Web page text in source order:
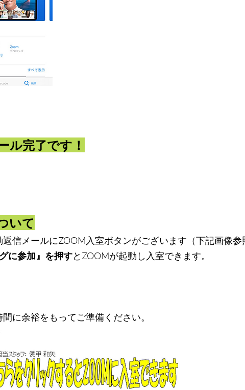
ル完了です！
いて
信メールにZOOM入室ボタンがございます（下記画像参
に参加』を押すとZOOMが起動し入室できます。
間に余裕をもってご準備ください。